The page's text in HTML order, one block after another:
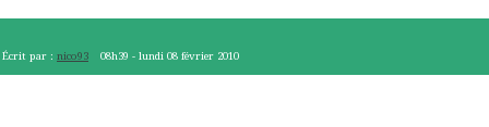
Écrit par : nico93 08h39 -lundi 08 février 2010